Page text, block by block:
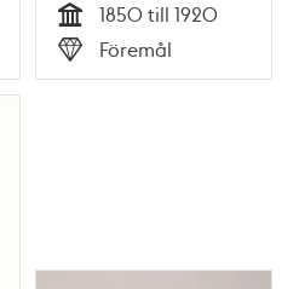
Tid
1850 till 1920
Typ
Föremål